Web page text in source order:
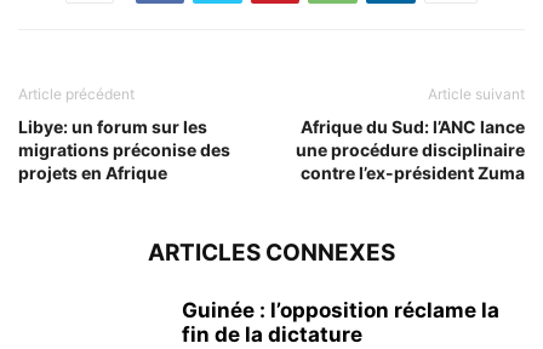
Article précédent
Libye: un forum sur les
migrations préconise des
projets en Afrique
Article suivant
Afrique du Sud: l’ANC lance
une procédure disciplinaire
contre l’ex-président Zuma
ARTICLES CONNEXES
Guinée : l’opposition réclame la
fin de la dictature